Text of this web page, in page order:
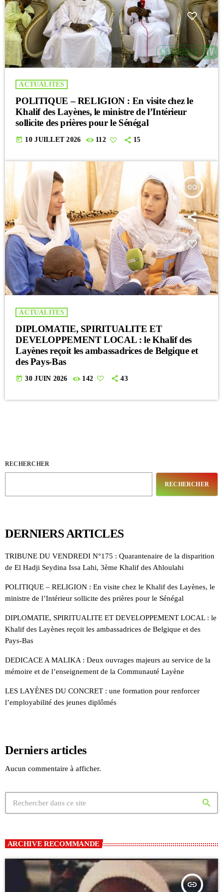
ACTUALITES
POLITIQUE – RELIGION : En visite chez le
Khalif des Layènes, le ministre de l’Intérieur
sollicite des prières pour le Sénégal
today 10 JUILLET 2026 112 15
insert_link
ACTUALITES
DIPLOMATIE, SPIRITUALITE ET
DEVELOPPEMENT LOCAL : le Khalif des
Layènes reçoit les ambassadrices de Belgique et
des Pays-Bas
today 30 JUIN 2026 142 43
RECHERCHER
RECHERCHER
DERNIERS ARTICLES
TRIBUNE DU VENDREDI N°175 : Quarantenaire de la disparition
de El Hadji Seydina Issa Lahi, 3ème Khalif des Ahloulahi
POLITIQUE – RELIGION : En visite chez le Khalif des Layènes, le
ministre de l’Intérieur sollicite des prières pour le Sénégal
DIPLOMATIE, SPIRITUALITE ET DEVELOPPEMENT LOCAL : le
Khalif des Layènes reçoit les ambassadrices de Belgique et des
Pays-Bas
DEDICACE A MALIKA : Deux ouvrages majeurs au service de la
mémoire et de l’enseignement de la Communauté Layène
LES LAYÈNES DU CONCRET : une formation pour renforcer
l’employabilité des jeunes diplômés
Derniers articles
Aucun commentaire à afficher.
search
ARCHIVE RECOMMANDE
insert_link